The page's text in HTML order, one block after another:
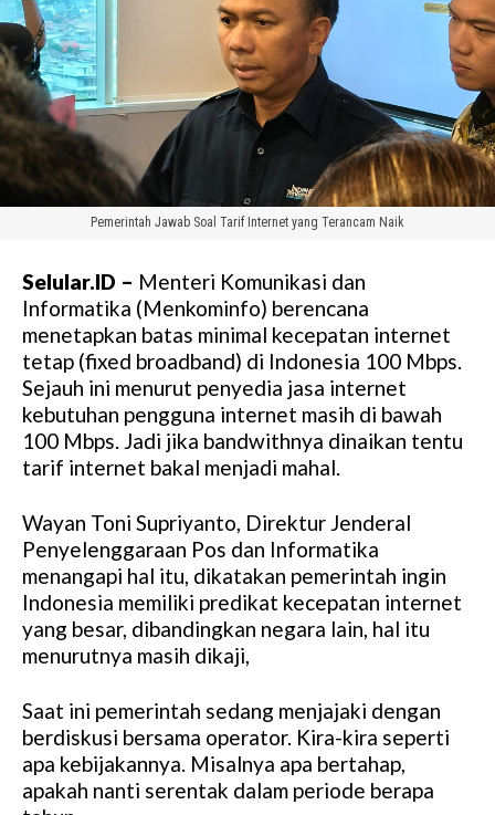
Pemerintah Jawab Soal Tarif Internet yang Terancam Naik
Selular.ID – Menteri Komunikasi dan
Informatika (Menkominfo) berencana
menetapkan batas minimal kecepatan internet
tetap (fixed broadband) di Indonesia 100 Mbps.
Sejauh ini menurut penyedia jasa internet
kebutuhan pengguna internet masih di bawah
100 Mbps. Jadi jika bandwithnya dinaikan tentu
tarif internet bakal menjadi mahal.
Wayan Toni Supriyanto, Direktur Jenderal
Penyelenggaraan Pos dan Informatika
menangapi hal itu, dikatakan pemerintah ingin
Indonesia memiliki predikat kecepatan internet
yang besar, dibandingkan negara lain, hal itu
menurutnya masih dikaji,
Saat ini pemerintah sedang menjajaki dengan
berdiskusi bersama operator. Kira-kira seperti
apa kebijakannya. Misalnya apa bertahap,
apakah nanti serentak dalam periode berapa